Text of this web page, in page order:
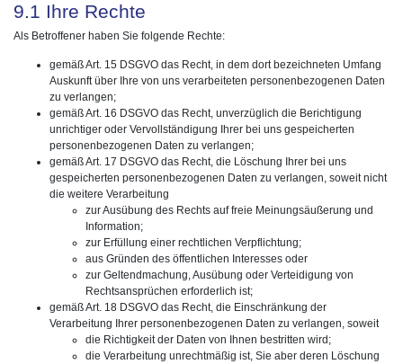
9.1 Ihre Rechte
Als Betroffener haben Sie folgende Rechte:
gemäß Art. 15 DSGVO das Recht, in dem dort bezeichneten Umfang
Auskunft über Ihre von uns verarbeiteten personenbezogenen Daten
zu verlangen;
gemäß Art. 16 DSGVO das Recht, unverzüglich die Berichtigung
unrichtiger oder Vervollständigung Ihrer bei uns gespeicherten
personenbezogenen Daten zu verlangen;
gemäß Art. 17 DSGVO das Recht, die Löschung Ihrer bei uns
gespeicherten personenbezogenen Daten zu verlangen, soweit nicht
die weitere Verarbeitung
zur Ausübung des Rechts auf freie Meinungsäußerung und
Information;
zur Erfüllung einer rechtlichen Verpflichtung;
aus Gründen des öffentlichen Interesses oder
zur Geltendmachung, Ausübung oder Verteidigung von
Rechtsansprüchen erforderlich ist;
gemäß Art. 18 DSGVO das Recht, die Einschränkung der
Verarbeitung Ihrer personenbezogenen Daten zu verlangen, soweit
die Richtigkeit der Daten von Ihnen bestritten wird;
die Verarbeitung unrechtmäßig ist, Sie aber deren Löschung